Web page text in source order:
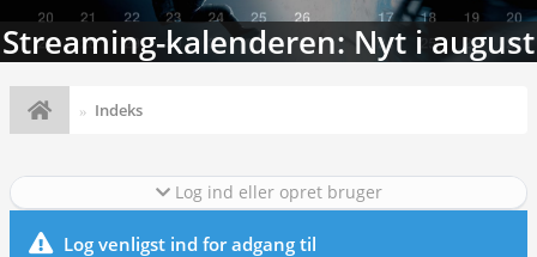
Streaming-kalenderen: Nyt i august
Indeks
Log ind eller opret bruger
Log venligst ind for adgang til